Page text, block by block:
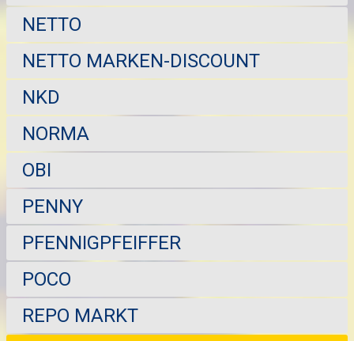
NETTO
NETTO MARKEN-DISCOUNT
NKD
NORMA
OBI
PENNY
PFENNIGPFEIFFER
POCO
REPO MARKT